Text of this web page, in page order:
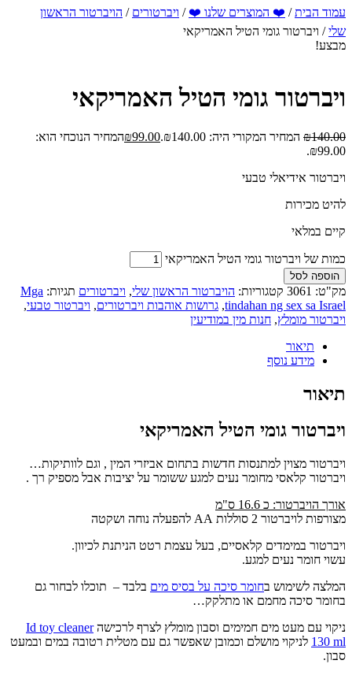
עמוד הבית/ ❤️ המוצרים שלנו ❤️ / ויברטורים / הויברטור הראשון
שלי/ ויברטור גומי הטיל האמריקאי
מבצע!
ויברטור גומי הטיל האמריקאי
₪140.00 המחיר המקורי היה: ₪140.00. ₪99.00
המחיר הנוכחי הוא:
₪99.00.
ויברטור אידיאלי טבעי
להיט מכירות
קיים במלאי
כמות של ויברטור גומי הטיל האמריקאי
הוספה לסל
מק"ט: 3061 קטגוריות: הויברטור הראשון שלי, ויברטורים תגיות: Mga
tindahan ng sex sa Israel
, גרושות אוהבות ויברטורים, ויברטור טבעי,
ויברטור מומלץ, חנות מין במודיעין
תיאור
מידע נוסף
תיאור
ויברטור גומי הטיל האמריקאי
ויברטור מצוין למתנסות חדשות בתחום אביזרי המין , וגם לוותיקות…
ויברטור קלאסי מחומר נעים למגע ששומר על יציבות אבל מספיק רך .
אורך הויברטור: כ 16.6 ס"מ
מצורפות לויברטור 2 סוללות AA להפעלה נוחה ושקטה
ויברטור במימדים קלאסיים, בעל עצמת רטט הניתנת לכיוון.
עשוי חומר נעים למגע.
המלצה לשימוש בחומר סיכה על בסיס מים בלבד – תוכלו לבחור גם
בחומר סיכה מחמם או מתלקק…
ניקוי עם מעט מים חמימים וסבון מומלץ לצרף לרכישהId toy cleaner
130 ml לניקוי מושלם וכמובן שאפשר גם עם מטלית רטובה במים ובמעט
סבון.